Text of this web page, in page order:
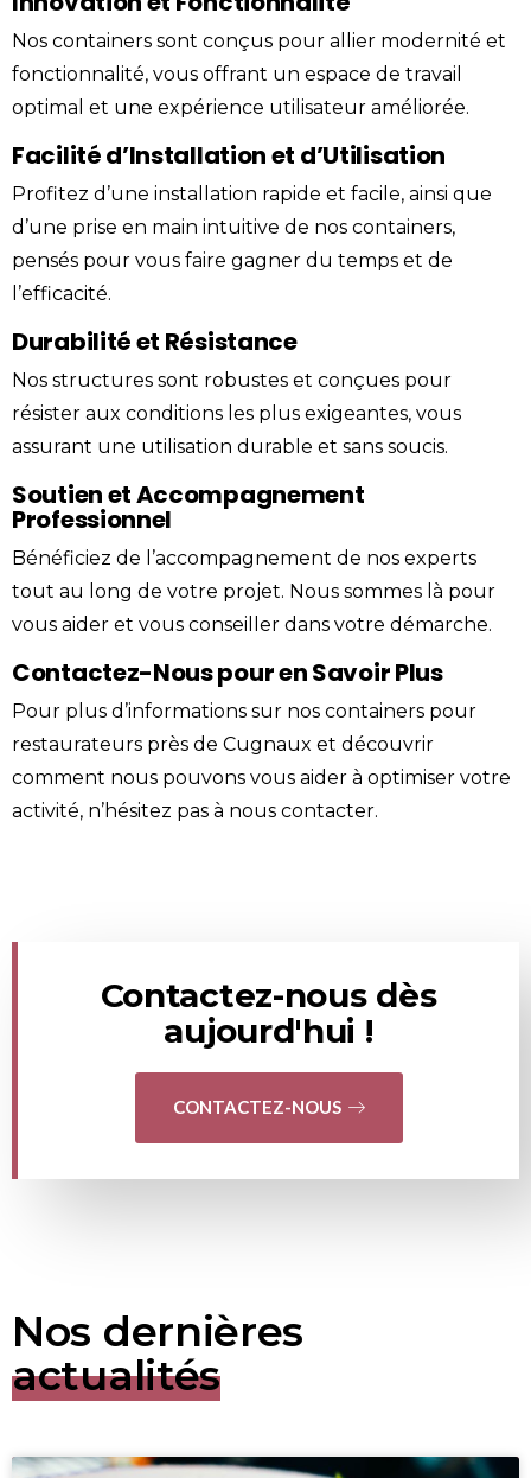
Nos containers sont conçus pour allier modernité et
fonctionnalité, vous offrant un espace de travail
optimal et une expérience utilisateur améliorée.
Facilité d’Installation et d’Utilisation
Profitez d’une installation rapide et facile, ainsi que
d’une prise en main intuitive de nos containers,
pensés pour vous faire gagner du temps et de
l’efficacité.
Durabilité et Résistance
Nos structures sont robustes et conçues pour
résister aux conditions les plus exigeantes, vous
assurant une utilisation durable et sans soucis.
Soutien et Accompagnement
Professionnel
Bénéficiez de l’accompagnement de nos experts
tout au long de votre projet. Nous sommes là pour
vous aider et vous conseiller dans votre démarche.
Contactez-Nous pour en Savoir Plus
Pour plus d’informations sur nos containers pour
restaurateurs près de Cugnaux et découvrir
comment nous pouvons vous aider à optimiser votre
activité, n’hésitez pas à nous contacter.
Contactez-nous dès
aujourd'hui !
CONTACTEZ-NOUS
Nos dernières
actualités